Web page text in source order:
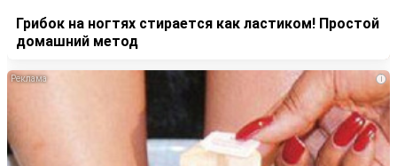
Грибок на ногтях стирается как ластиком! Простой
домашний метод
i